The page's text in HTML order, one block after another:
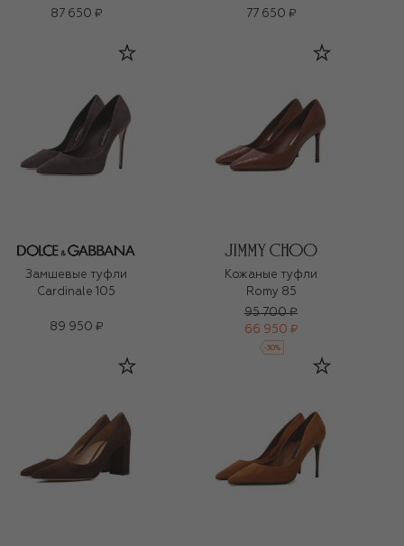
87 650 ₽
77 650 ₽
Замшевые туфли
Cardinale 105
89 950 ₽
Кожаные туфли
Romy 85
95 700 ₽
66 950 ₽
-30%